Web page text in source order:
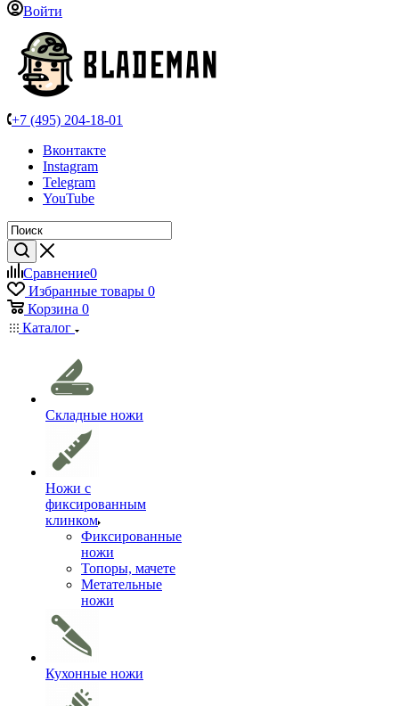
Войти
+7 (495) 204-18-01
Вконтакте
Instagram
Telegram
YouTube
Сравнение0
Избранные товары 0
Корзина 0
Каталог
Складные ножи
Ножи с
фиксированным
клинком
Фиксированные
ножи
Топоры, мачете
Метательные
ножи
Кухонные ножи